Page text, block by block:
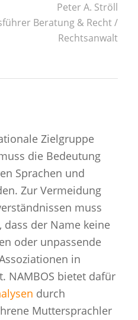
Peter A. Ströll
Beratung & Recht /
Rechtsanwalt
Zielgruppe
die Bedeutung
Sprachen und
Zur Vermeidung
muss
der Name keine
oder unpassende
in
NAMBOS bietet dafür
durch
Muttersprachler